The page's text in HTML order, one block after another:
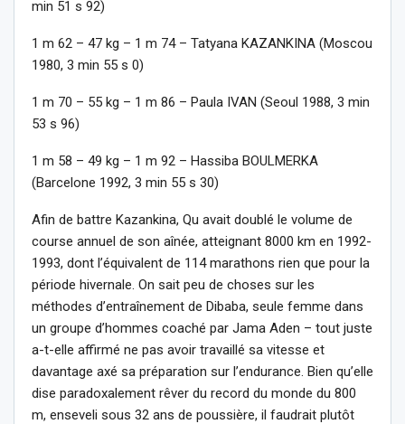
min 51 s 92)
1 m 62 – 47 kg – 1 m 74 – Tatyana KAZANKINA (Moscou
1980, 3 min 55 s 0)
1 m 70 – 55 kg – 1 m 86 – Paula IVAN (Seoul 1988, 3 min
53 s 96)
1 m 58 – 49 kg – 1 m 92 – Hassiba BOULMERKA
(Barcelone 1992, 3 min 55 s 30)
Afin de battre Kazankina, Qu avait doublé le volume de
course annuel de son aînée, atteignant 8000 km en 1992-
1993, dont l’équivalent de 114 marathons rien que pour la
période hivernale. On sait peu de choses sur les
méthodes d’entraînement de Dibaba, seule femme dans
un groupe d’hommes coaché par Jama Aden – tout juste
a-t-elle affirmé ne pas avoir travaillé sa vitesse et
davantage axé sa préparation sur l’endurance. Bien qu’elle
dise paradoxalement rêver du record du monde du 800
m, enseveli sous 32 ans de poussière, il faudrait plutôt